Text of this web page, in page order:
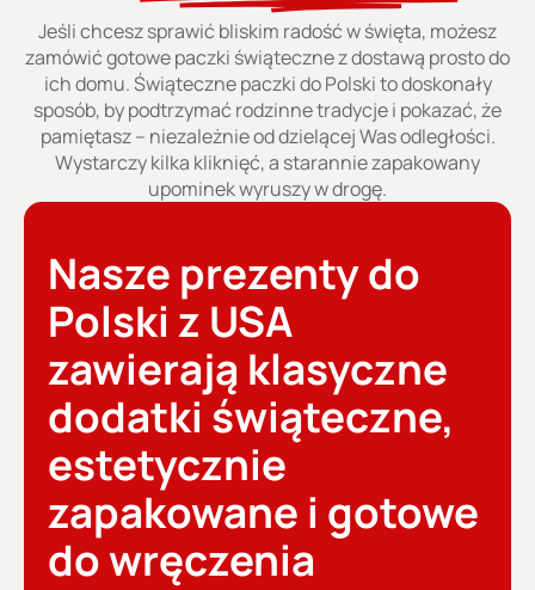
Jeśli chcesz sprawić bliskim radość w święta, możesz
zamówić gotowe paczki świąteczne z dostawą prosto do
ich domu. Świąteczne paczki do Polski to doskonały
sposób, by podtrzymać rodzinne tradycje i pokazać, że
pamiętasz – niezależnie od dzielącej Was odległości.
Wystarczy kilka kliknięć, a starannie zapakowany
upominek wyruszy w drogę.
Nasze prezenty do
Polski z USA
zawierają klasyczne
dodatki świąteczne,
estetycznie
zapakowane i gotowe
do wręczenia